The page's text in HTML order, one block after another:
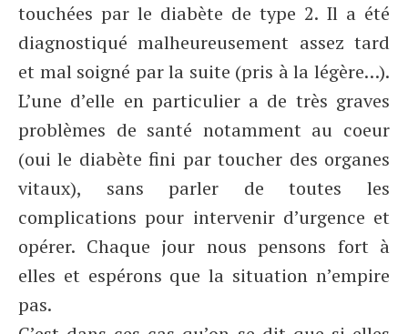
touchées par le diabète de type 2. Il a été
diagnostiqué malheureusement assez tard
et mal soigné par la suite (pris à la légère…).
L’une d’elle en particulier a de très graves
problèmes de santé notamment au coeur
(oui le diabète fini par toucher des organes
vitaux), sans parler de toutes les
complications pour intervenir d’urgence et
opérer. Chaque jour nous pensons fort à
elles et espérons que la situation n’empire
pas.